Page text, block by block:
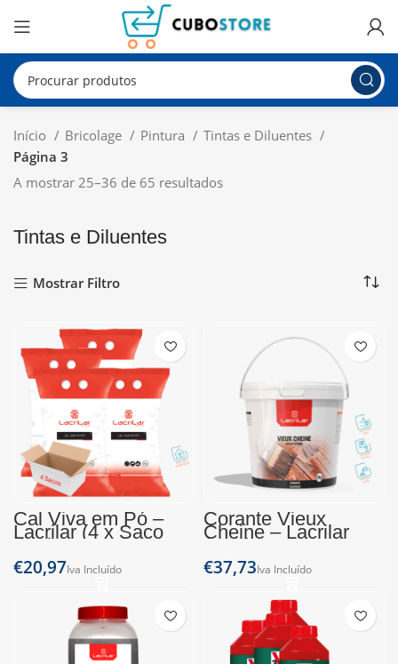
Início Bricolage Pintura
Tintas e Diluentes
Página 3
A mostrar 25–36 de 65 resultados
Tintas e Diluentes
Mostrar Filtro
Cal Viva em Pó –
Lacrilar (4 x Saco
5Kg)
€
Corante Vieux
Cheine – Lacrilar
(Balde 3Kg)
€